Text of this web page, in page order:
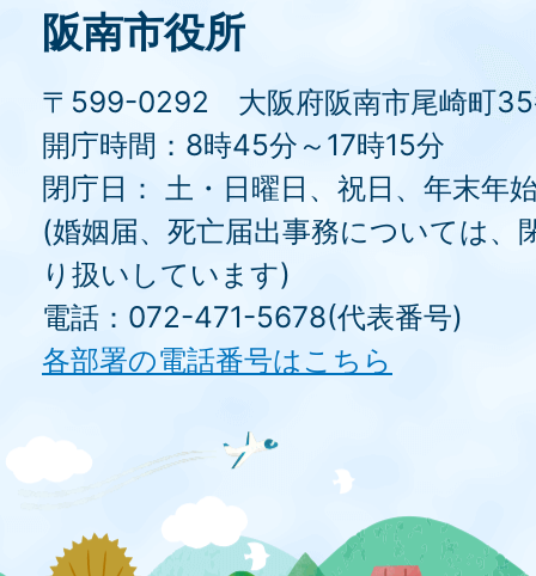
阪南市役所
〒599-0292 大阪府阪南市尾崎町35
開庁時間：8時45分～17時15分
閉庁日： 土・日曜日、祝日、年末年
(婚姻届、死亡届出事務については、
り扱いしています)
電話：072-471-5678(代表番号)
各部署の電話番号はこちら